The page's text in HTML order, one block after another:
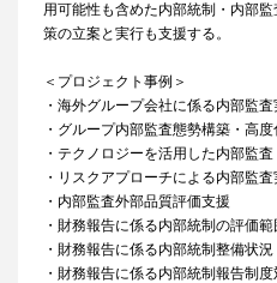
用可能性も含めた内部統制・内部
策の立案と実行も支援する。
＜プロジェクト事例＞
・海外グループ会社に係る内部監
・グループ内部監査態勢構築・高度
・テクノロジーを活用した内部監
・リスクアプローチによる内部監
・内部監査外部品質評価支援
・財務報告に係る内部統制の評価
・財務報告に係る内部統制整備状
・財務報告に係る内部統制報告制